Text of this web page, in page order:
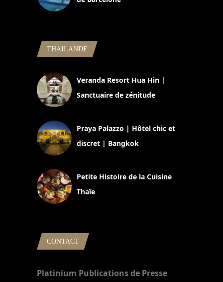
THAILANDE
Veranda Resort Hua Hin |
Sanctuaire de zénitude
Praya Palazzo | Hôtel chic et
discret | Bangkok
Petite Histoire de la Cuisine
Thaïe
CONTACT
Platinium Publications de Presse